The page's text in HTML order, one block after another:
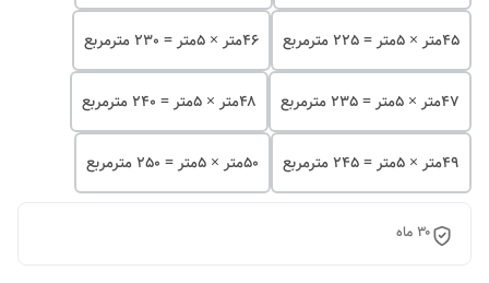
۴۵متر × 5متر = 225 مترمربع ۴۶متر × 5متر = 230 مترمربع
۴۷متر × 5متر = 235 مترمربع ۴۸متر × 5متر = 240 مترمربع
۴۹متر × 5متر = 245 مترمربع ۵۰متر × 5متر = 250 مترمربع
۳۰ ماه